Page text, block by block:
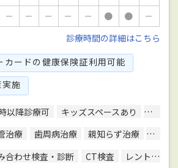
－ － － － － ● ●
－
診療時間の詳細はこちら
カードの健康保険証利用可能
施
以降診療可 キッズスペースあり
駅徒歩
治療 歯周病治療 親知らず治療
顎関
合わせ検査・診断 CT検査 レントゲン検査